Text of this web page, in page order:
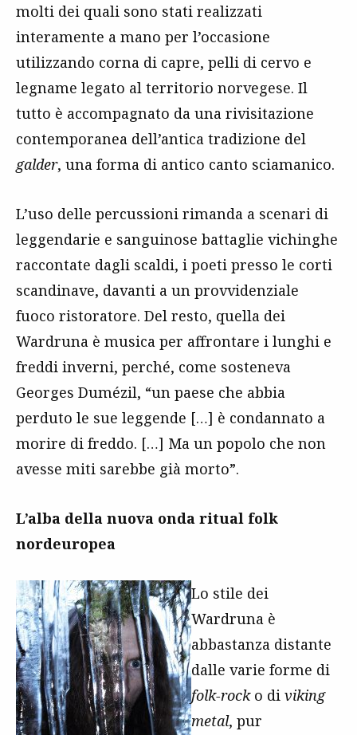
molti dei quali sono stati realizzati
interamente a mano per l’occasione
utilizzando corna di capre, pelli di cervo e
legname legato al territorio norvegese. Il
tutto è accompagnato da una rivisitazione
contemporanea dell’antica tradizione del
galder, una forma di antico canto sciamanico.
L’uso delle percussioni rimanda a scenari di
leggendarie e sanguinose battaglie vichinghe
raccontate dagli scaldi, i poeti presso le corti
scandinave, davanti a un provvidenziale
fuoco ristoratore. Del resto, quella dei
Wardruna è musica per affrontare i lunghi e
freddi inverni, perché, come sosteneva
Georges Dumézil, “un paese che abbia
perduto le sue leggende […] è condannato a
morire di freddo. […] Ma un popolo che non
avesse miti sarebbe già morto”.
L’alba della nuova onda ritual folk
nordeuropea
Lo stile dei
Wardruna è
abbastanza distante
dalle varie forme di
folk-rocko di viking
metal, pur